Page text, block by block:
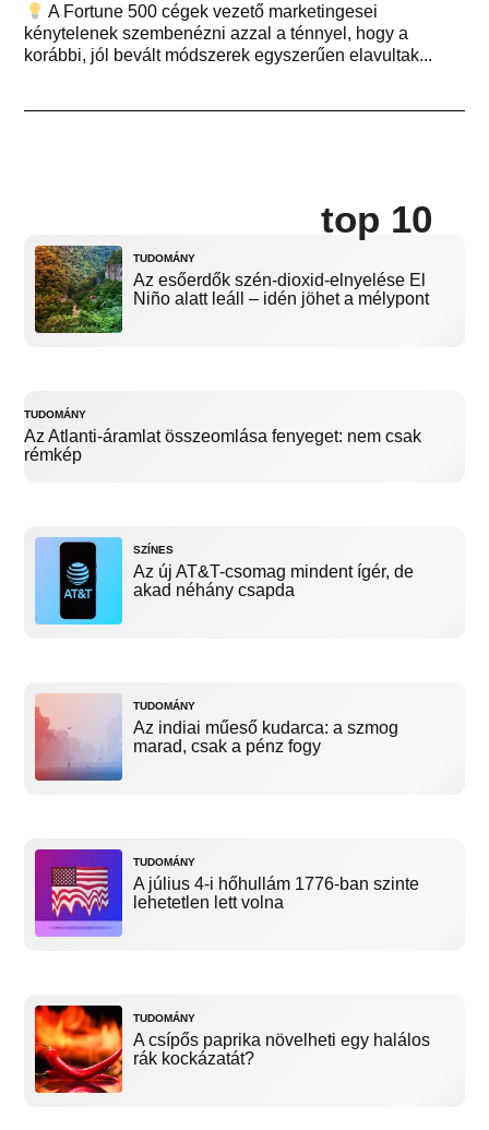
A Fortune 500 cégek vezető marketingesei
kénytelenek szembenézni azzal a ténnyel, hogy a
korábbi, jól bevált módszerek egyszerűen elavultak...
top 10
TUDOMÁNY
Az esőerdők szén-dioxid-elnyelése El
Niño alatt leáll – idén jöhet a mélypont
TUDOMÁNY
Az Atlanti-áramlat összeomlása fenyeget: nem csak
rémkép
SZÍNES
Az új AT&T-csomag mindent ígér, de
akad néhány csapda
TUDOMÁNY
Az indiai műeső kudarca: a szmog
marad, csak a pénz fogy
TUDOMÁNY
A július 4-i hőhullám 1776-ban szinte
lehetetlen lett volna
TUDOMÁNY
A csípős paprika növelheti egy halálos
rák kockázatát?